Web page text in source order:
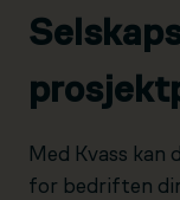
Med Kvass kan
for bedriften